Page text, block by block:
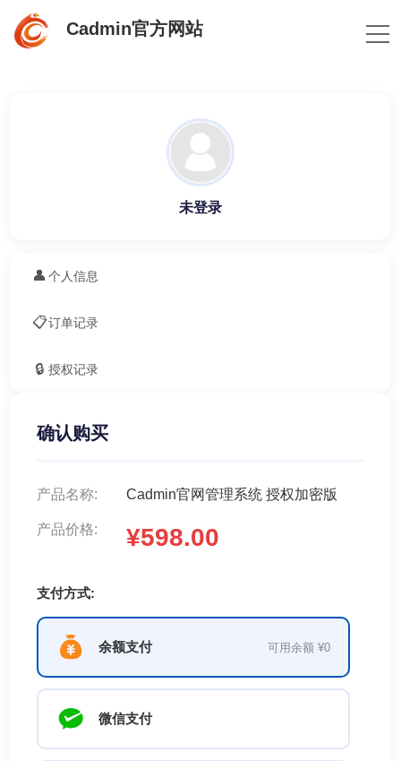
Cadmin官方网站
未登录
👤 个人信息
📋订单记录
🔒 授权记录
确认购买
产品名称: Cadmin官网管理系统 授权加密版
产品价格: ¥598.00
支付方式:
余额支付 可用余额 ¥0
微信支付